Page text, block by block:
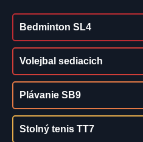
Bedminton SL4
Volejbal sediacich
Plávanie SB9
Stolný tenis TT7